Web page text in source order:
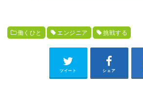
働くひと エンジニア 挑戦する
ツイート シェア